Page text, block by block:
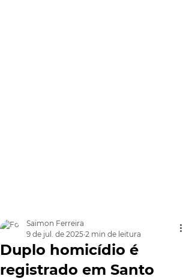
Duplo homicídio é
registrado em Santo
Saimon Ferreira
9 de jul. de 2025 2 min de leitura